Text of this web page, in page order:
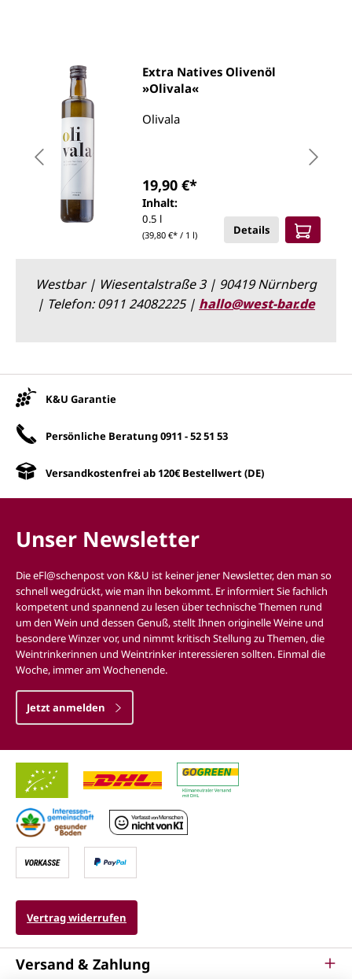
Extra Natives Olivenöl
»Olivala«
Olivala
Inhalt:
0.5 l
(39,80 €* / 1 l)
19,90 €*
Details
Westbar | Wiesentalstraße 3 | 90419 Nürnberg
| Telefon: 0911 24082225 | hallo@west-bar.de
K&U Garantie
Persönliche Beratung0911 - 52 51 53
Versandkostenfrei ab 120€ Bestellwert (DE)
Unser Newsletter
Die eFl@schenpost von K&U ist keiner jener Newsletter, den man so
schnell wegdrückt, wie man ihn bekommt. Er informiert Sie fachlich
kompetent und spannend zu lesen über technische Themen rund
um den Wein und dessen Genuß, stellt Ihnen originelle Weine und
besondere Winzer vor, und nimmt kritisch Stellung zu Themen, die
Weintrinkerinnen und Weintrinker interessieren sollten. Einmal die
Woche, immer am Wochenende.
Jetzt anmelden
Vertrag widerrufen
Versand & Zahlung